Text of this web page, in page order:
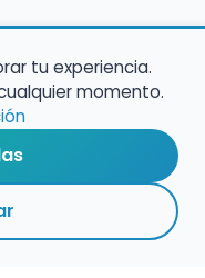
tu experiencia.
momento.